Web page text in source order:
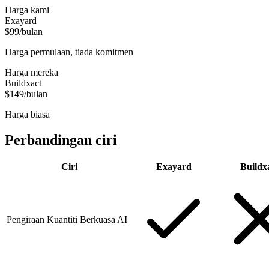
Harga kami
Exayard
$99/bulan
Harga permulaan, tiada komitmen
Harga mereka
Buildxact
$149/bulan
Harga biasa
Perbandingan ciri
Ciri Exayard
Pengiraan Kuantiti Berkuasa AI